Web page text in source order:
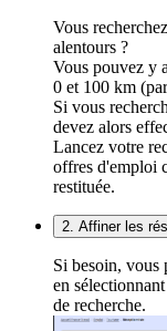
Vous
alentours ?
Vous pouvez y
0 et 100 km
Si vous
devez alors
Lancez votre
offres d'emploi
restituée.
2. Affiner les
Si besoin, vous
en
de recherche.